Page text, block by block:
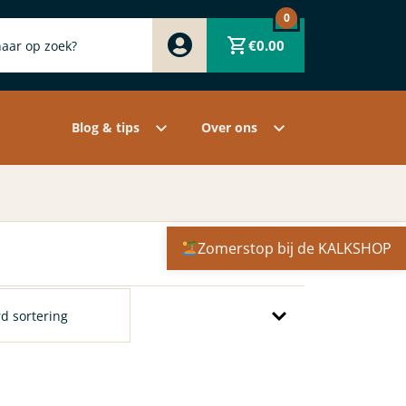
€0.00
0
Zwart
Grijs
Overige pigmenten
Blog & tips Over ons
Contact
Zomerstop bij de KALKSHOP